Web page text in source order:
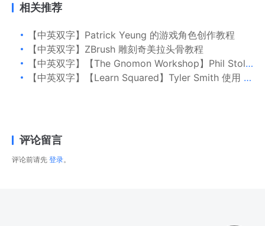
相关推荐
【中英双字】Patrick Yeung 的游戏角色创作教程
【中英双字】ZBrush 雕刻奇美拉头骨教程
【中英双字】【The Gnomon Workshop】Phil Stoltz 虚幻引擎 5 中创建中世纪城堡
【中英双字】【Learn Squared】Tyler Smith 使用 Unreal Engine 制作风格化场景
评论留言
评论前请先 登录。